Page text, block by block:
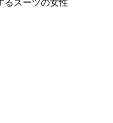
るスーツの女性